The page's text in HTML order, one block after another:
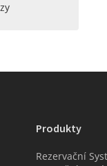
Produkty
Rezervační